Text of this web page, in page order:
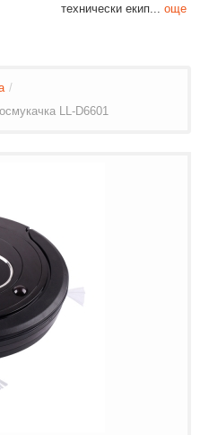
технически екип... още
/
LL-D6601